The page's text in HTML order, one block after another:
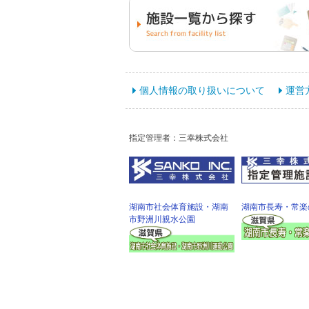
個人情報の取り扱いについて 運営
指定管理者：三幸株式会社